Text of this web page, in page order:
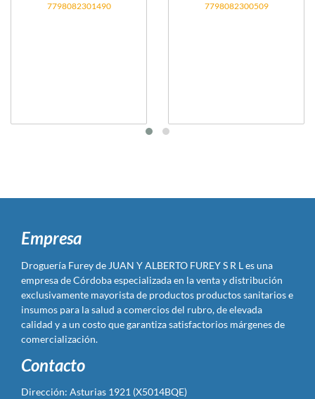
7798082301490
7798082300509
Empresa
Droguería Furey de JUAN Y ALBERTO FUREY S R L es una
empresa de Córdoba especializada en la venta y distribución
exclusivamente mayorista de productos productos sanitarios e
insumos para la salud a comercios del rubro, de elevada
calidad y a un costo que garantiza satisfactorios márgenes de
comercialización.
Contacto
Dirección: Asturias 1921 (X5014BQE)